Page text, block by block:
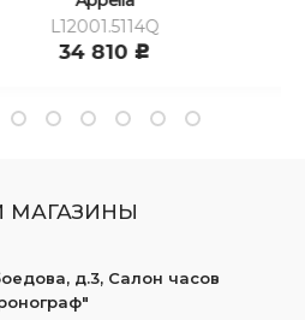
34 810c
МАГАЗИНЫ
д.3, Салон часов